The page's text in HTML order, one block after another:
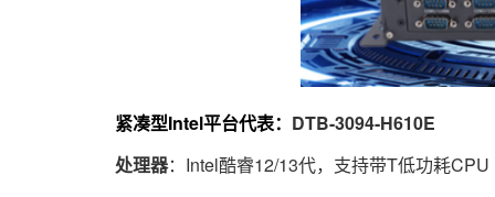
紧凑型Intel平台代表： DTB-3094-H610E
处理器：Intel酷睿12/13代，支持带T低功耗CPU